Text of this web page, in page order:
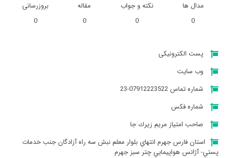
مدال ها
0
نکته و جواب
0
مقاله
0
بروزرسانی
0
پست الکترونیکی
وب سایت
شماره تماس 07912223522-23
شماره فکس
صاحب امتیاز مريم زيرك جا
استان فارس جهرم انتهاي بلوار معلم نبش سه راه آزادگان جنب خدمات
پستي- آژانس هواپيمايي چتر سبز جهرم